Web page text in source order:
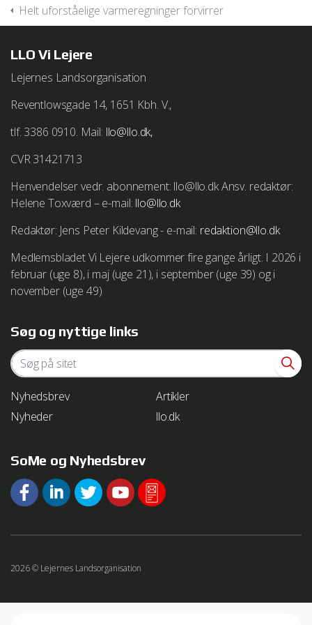
Vejledning i at slette cookies i Safari
path=Safari/5.0/da/11471.html
Vejledning i at slette cookies på Safari iOS
http://support.apple.com/kb/HT1677
We work with
process your information.
Helt uforståelige varmeregninger forvirrer
LLO Vi Lejere
Lejernes Landsorganisation
Reventlowsgade 14, 1651 Kbh. V.,
tlf. 3386 0910. Mail: llo@llo.dk,
CVR 31421713
Henvendelser vedr. abonnement: llo@llo.dk Ansv. redaktør:
Helene Toxværd – e-mail: llo@llo.dk
Redaktør: Jens Peter Kildevang - e-mail: redaktion@llo.dk
Medlemsbladet Vi Lejere udkommer fire gange årligt. I 2026 i
februar (uge 8), i maj (uge 21), i september (uge 39) og i
november (uge 49)
Søg og nyttige links
Nyhedsbrev
Artikler
Nyheder
llo.dk
SoMe og Nyhedsbrev
2026 © Lejernes Landsorganisation